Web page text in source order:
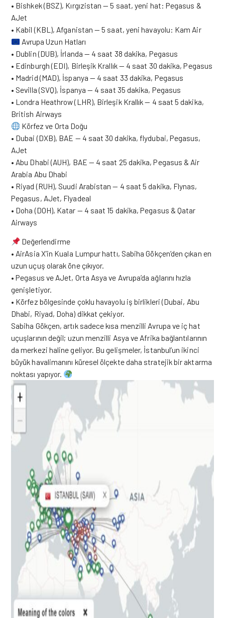
• Bishkek (BSZ), Kırgızistan — 5 saat, yeni hat: Pegasus &
AJet
• Kabil (KBL), Afganistan — 5 saat, yeni havayolu: Kam Air
Avrupa Uzun Hatları
• Dublin (DUB), İrlanda — 4 saat 38 dakika, Pegasus
• Edinburgh (EDI), Birleşik Krallık — 4 saat 30 dakika, Pegasus
• Madrid (MAD), İspanya — 4 saat 33 dakika, Pegasus
• Sevilla (SVQ), İspanya — 4 saat 35 dakika, Pegasus
• Londra Heathrow (LHR), Birleşik Krallık — 4 saat 5 dakika,
British Airways
Körfez ve Orta Doğu
• Dubai (DXB), BAE — 4 saat 30 dakika, flydubai, Pegasus,
AJet
• Abu Dhabi (AUH), BAE — 4 saat 25 dakika, Pegasus & Air
Arabia Abu Dhabi
• Riyad (RUH), Suudi Arabistan — 4 saat 5 dakika, Flynas,
Pegasus, AJet, Flyadeal
• Doha (DOH), Katar — 4 saat 15 dakika, Pegasus & Qatar
Airways
Değerlendirme
• AirAsia X’in Kuala Lumpur hattı, Sabiha Gökçen’den çıkan en
uzun uçuş olarak öne çıkıyor.
• Pegasus ve AJet, Orta Asya ve Avrupa’da ağlarını hızla
genişletiyor.
• Körfez bölgesinde çoklu havayolu iş birlikleri (Dubai, Abu
Dhabi, Riyad, Doha) dikkat çekiyor.
Sabiha Gökçen, artık sadece kısa menzilli Avrupa ve iç hat
uçuşlarının değil; uzun menzilli Asya ve Afrika bağlantılarının
da merkezi haline geliyor. Bu gelişmeler, İstanbul’un ikinci
büyük havalimanını küresel ölçekte daha stratejik bir aktarma
noktası yapıyor.